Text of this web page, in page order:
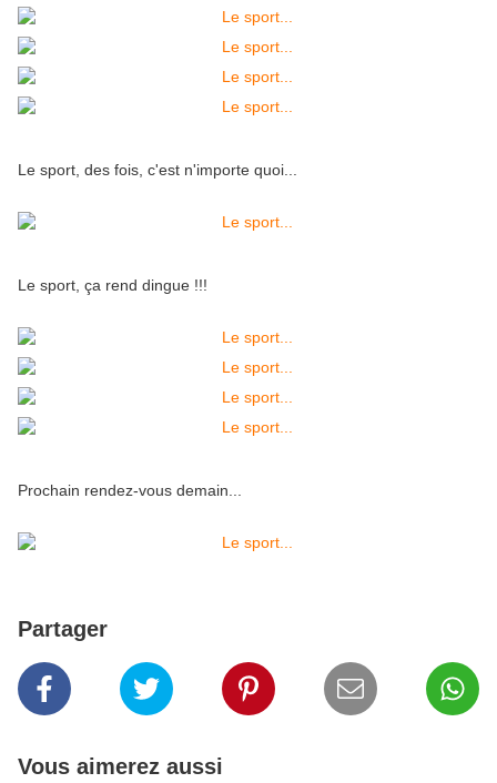
Le sport, des fois, c'est n'importe quoi...
Le sport, ça rend dingue !!!
Prochain rendez-vous demain...
Partager
Vous aimerez aussi